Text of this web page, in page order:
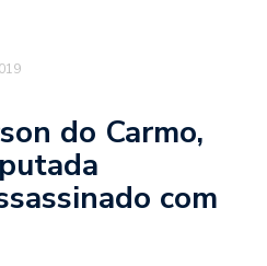
do Carmo,
com